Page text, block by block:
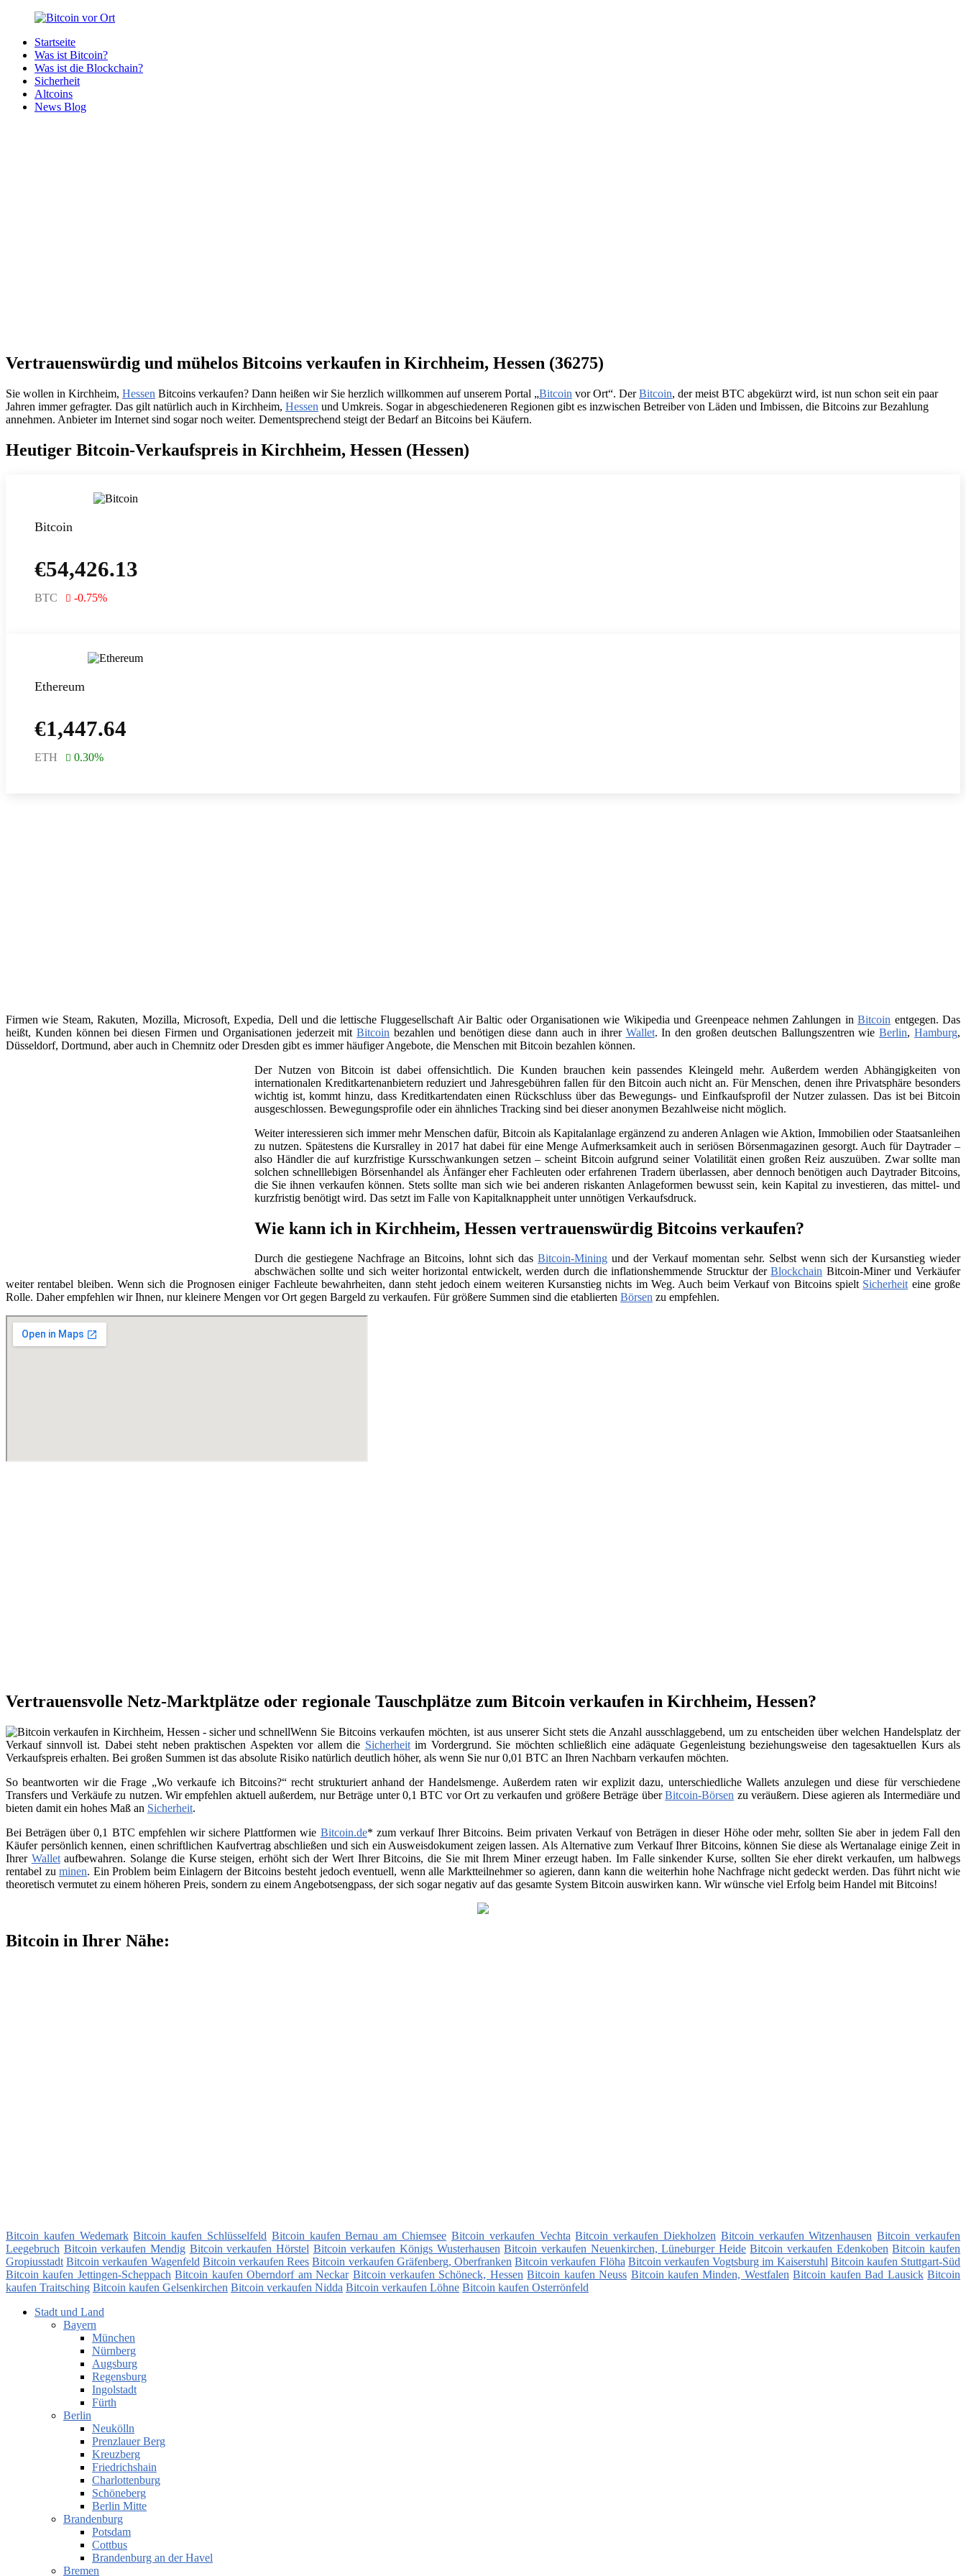
Zurück
Inhalt
Bitcoin
Bitcoins
deiner
Region
Startseite
Was ist Bitcoin?
Was ist die Blockchain?
Sicherheit
Altcoins
News Blog
Vertrauenswürdig und mühelos Bitcoins verkaufen in Kirchheim, Hessen (36275)
Sie wollen in Kirchheim, Hessen Bitcoins verkaufen? Dann heißen wir Sie herzlich willkommen auf unserem Portal „Bitcoin vor Ort“. DerBitcoin, der meist BTC abgekürzt wird, ist nun schon seit ein paar
Jahren immer gefragter. Das gilt natürlich auch in Kirchheim, Hessen und Umkreis. Sogar in abgeschiedeneren Regionen gibt es inzwischen Betreiber von Läden und Imbissen, die Bitcoins zur Bezahlung
annehmen. Anbieter im Internet sind sogar noch weiter. Dementsprechend steigt der Bedarf an Bitcoins bei Käufern.
Heutiger Bitcoin-Verkaufspreis in Kirchheim, Hessen (Hessen)
Bitcoin
€54,426.13
BTC -0.75%
Ethereum
€1,447.64
ETH 0.30%
Firmen wie Steam, Rakuten, Mozilla, Microsoft, Expedia, Dell und die lettische Fluggesellschaft Air Baltic oder Organisationen wie Wikipedia und Greenpeace nehmen Zahlungen inBitcoin entgegen. Das
heißt, Kunden können bei diesen Firmen und Organisationen jederzeit mitBitcoin bezahlen und benötigen diese dann auch in ihrer Wallet. In den großen deutschen Ballungszentren wieBerlin,Hamburg,
Düsseldorf, Dortmund, aber auch in Chemnitz oder Dresden gibt es immer häufiger Angebote, die Menschen mit Bitcoin bezahlen können.
Der Nutzen von Bitcoin ist dabei offensichtlich. Die Kunden brauchen kein passendes Kleingeld mehr. Außerdem werden Abhängigkeiten von
internationalen Kreditkartenanbietern reduziert und Jahresgebühren fallen für den Bitcoin auch nicht an. Für Menschen, denen ihre Privatsphäre besonders
wichtig ist, kommt hinzu, dass Kreditkartendaten einen Rückschluss über das Bewegungs- und Einfkaufsprofil der Nutzer zulassen. Das ist bei Bitcoin
ausgeschlossen. Bewegungsprofile oder ein ähnliches Tracking sind bei dieser anonymen Bezahlweise nicht möglich.
Weiter interessieren sich immer mehr Menschen dafür, Bitcoin als Kapitalanlage ergänzend zu anderen Anlagen wie Aktion, Immobilien oder Staatsanleihen
zu nutzen. Spätestens die Kursralley in 2017 hat dabei für eine Menge Aufmerksamkeit auch in seriösen Börsenmagazinen gesorgt. Auch für Daytrader –
also Händler die auf kurzfristige Kursschwankungen setzen – scheint Bitcoin aufgrund seiner Volatilität einen großen Reiz auszuüben. Zwar sollte man
solchen schnelllebigen Börsenhandel als Änfänger eher Fachleuten oder erfahrenen Tradern überlassen, aber dennoch benötigen auch Daytrader Bitcoins,
die Sie ihnen verkaufen können. Stets sollte man sich wie bei anderen riskanten Anlageformen bewusst sein, kein Kapital zu investieren, das mittel- und
kurzfristig benötigt wird. Das setzt im Falle von Kapitalknappheit unter unnötigen Verkaufsdruck.
Wie kann ich in Kirchheim, Hessen vertrauenswürdig Bitcoins verkaufen?
Durch die gestiegene Nachfrage an Bitcoins, lohnt sich das Bitcoin-Mining und der Verkauf momentan sehr. Selbst wenn sich der Kursanstieg wieder
abschwächen sollte und sich weiter horizontal entwickelt, werden durch die inflationshemmende Strucktur derBlockchain Bitcoin-Miner und Verkäufer
weiter rentabel bleiben. Wenn sich die Prognosen einiger Fachleute bewahrheiten, dann steht jedoch einem weiteren Kursanstieg nichts im Weg. Auch beim Verkauf von Bitcoins spielt Sicherheiteine große
Rolle. Daher empfehlen wir Ihnen, nur kleinere Mengen vor Ort gegen Bargeld zu verkaufen. Für größere Summen sind die etablierten Börsen zu empfehlen.
Vertrauensvolle Netz-Marktplätze oder regionale Tauschplätze zum Bitcoin verkaufen in Kirchheim, Hessen?
Wenn Sie Bitcoins verkaufen möchten, ist aus unserer Sicht stets die Anzahl ausschlaggebend, um zu entscheiden über welchen Handelsplatz der
Verkauf sinnvoll ist. Dabei steht neben praktischen Aspekten vor allem die Sicherheitim Vordergrund. Sie möchten schließlich eine adäquate Gegenleistung beziehungsweise den tagesaktuellen Kurs als
Verkaufspreis erhalten. Bei großen Summen ist das absolute Risiko natürlich deutlich höher, als wenn Sie nur 0,01 BTC an Ihren Nachbarn verkaufen möchten.
So beantworten wir die Frage „Wo verkaufe ich Bitcoins?“ recht strukturiert anhand der Handelsmenge. Außerdem raten wir explizit dazu, unterschiedliche Wallets anzulegen und diese für verschiedene
Transfers und Verkäufe zu nutzen. Wir empfehlen aktuell außerdem, nur Beträge unter 0,1 BTC vor Ort zu verkaufen und größere Beträge überBitcoin-Börsen zu veräußern. Diese agieren als Intermediäre und
bieten damit ein hohes Maß an Sicherheit.
Bei Beträgen über 0,1 BTC empfehlen wir sichere Plattformen wie Bitcoin.de* zum verkauf Ihrer Bitcoins. Beim privaten Verkauf von Beträgen in dieser Höhe oder mehr, sollten Sie aber in jedem Fall den
Käufer persönlich kennen, einen schriftlichen Kaufvertrag abschließen und sich ein Ausweisdokument zeigen lassen. Als Alternative zum Verkauf Ihrer Bitcoins, können Sie diese als Wertanalage einige Zeit in
Ihrer Walletaufbewahren. Solange die Kurse steigen, erhöht sich der Wert Ihrer Bitcoins, die Sie mit Ihrem Miner erzeugt haben. Im Falle sinkender Kurse, sollten Sie eher direkt verkaufen, um halbwegs
rentabel zuminen. Ein Problem beim Einlagern der Bitcoins besteht jedoch eventuell, wenn alle Marktteilnehmer so agieren, dann kann die weiterhin hohe Nachfrage nicht gedeckt werden. Das führt nicht wie
theoretisch vermutet zu einem höheren Preis, sondern zu einem Angebotsengpass, der sich sogar negativ auf das gesamte System Bitcoin auswirken kann. Wir wünsche viel Erfolg beim Handel mit Bitcoins!
Bitcoin in Ihrer Nähe:
Bitcoin kaufen Wedemark Bitcoin kaufen Schlüsselfeld Bitcoin kaufen Bernau am Chiemsee Bitcoin verkaufen Vechta Bitcoin verkaufen Diekholzen Bitcoin verkaufen Witzenhausen Bitcoin verkaufen
Leegebruch Bitcoin verkaufen Mendig Bitcoin verkaufen Hörstel Bitcoin verkaufen Königs Wusterhausen Bitcoin verkaufen Neuenkirchen, Lüneburger Heide Bitcoin verkaufen Edenkoben Bitcoin kaufen
Gropiusstadt Bitcoin verkaufen Wagenfeld Bitcoin verkaufen Rees Bitcoin verkaufen Gräfenberg, Oberfranken Bitcoin verkaufen Flöha Bitcoin verkaufen Vogtsburg im Kaiserstuhl Bitcoin kaufen Stuttgart-Süd
Bitcoin kaufen Jettingen-Scheppach Bitcoin kaufen Oberndorf am Neckar Bitcoin verkaufen Schöneck, Hessen Bitcoin kaufen Neuss Bitcoin kaufen Minden, Westfalen Bitcoin kaufen Bad Lausick Bitcoin
kaufen Traitsching Bitcoin kaufen Gelsenkirchen Bitcoin verkaufen Nidda Bitcoin verkaufen Löhne Bitcoin kaufen Osterrönfeld
Stadt und Land
Bayern
München
Nürnberg
Augsburg
Regensburg
Ingolstadt
Fürth
Berlin
Neukölln
Prenzlauer Berg
Kreuzberg
Friedrichshain
Charlottenburg
Schöneberg
Berlin Mitte
Brandenburg
Potsdam
Cottbus
Brandenburg an der Havel
Bremen